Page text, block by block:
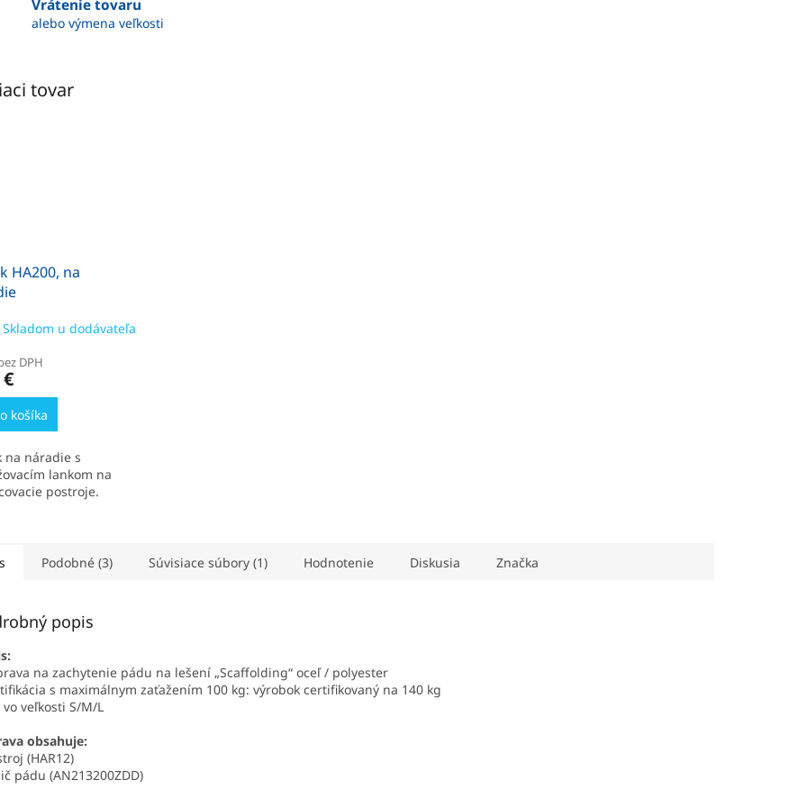
Vrátenie tovaru
alebo výmena veľkosti
tovar
HA200, na
Skladom u dodávateľa
DPH
košíka
na náradie s
lankom na
postroje.
Podobné (3) Súvisiace súbory (1) Hodnotenie Diskusia Značka
popis
na zachytenie pádu na lešení „Scaffolding“ oceľ / polyester
s maximálnym zaťažením 100 kg: výrobok certifikovaný na 140 kg
veľkosti S/M/L
obsahuje:
(HAR12)
pádu (AN213200ZDD)